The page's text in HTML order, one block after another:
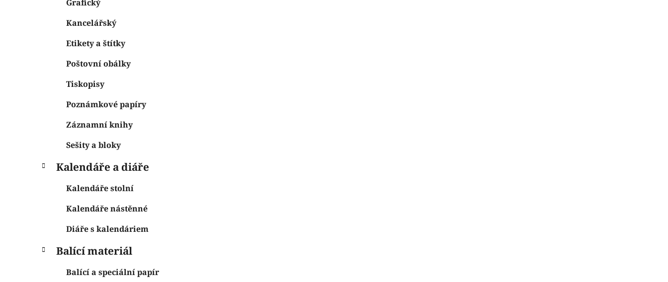
Grafický
Kancelářský
Etikety a štítky
Poštovní obálky
Tiskopisy
Poznámkové papíry
Záznamní knihy
Sešity a bloky
Kalendáře a diáře
Kalendáře stolní
Kalendáře nástěnné
Diáře s kalendáriem
Balící materiál
Balící a speciální papír